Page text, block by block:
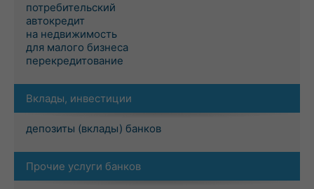
потребительский
автокредит
на недвижимость
для малого бизнеса
перекредитование
Вклады, инвестиции
депозиты (вклады) банков
Прочие услуги банков